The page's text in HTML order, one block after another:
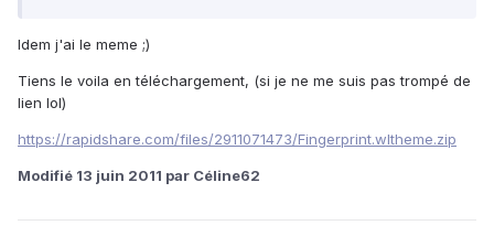
Idem j'ai le meme ;)
Tiens le voila en téléchargement, (si je ne me suis pas trompé de
lien lol)
https://rapidshare.com/files/2911071473/Fingerprint.wltheme.zip
Modifié 13 juin 2011 par Céline62